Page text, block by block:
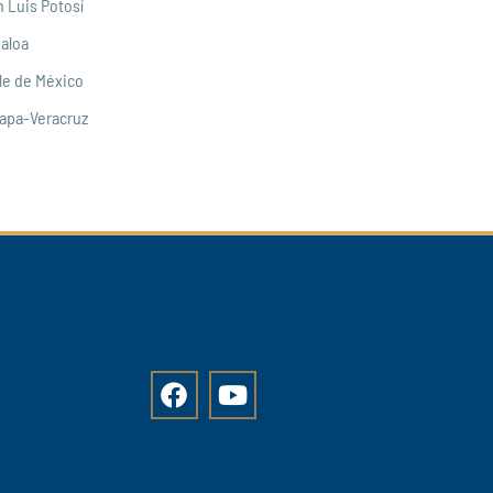
Luis Potosí
de México
Veracruz